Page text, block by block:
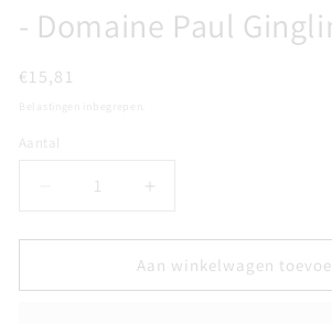
- Domaine Paul
Normale
€15,81
Aantal
Aantal
Aantal
voor
GRIS
voor
PINOT
GRIS
Aan winkelwagen